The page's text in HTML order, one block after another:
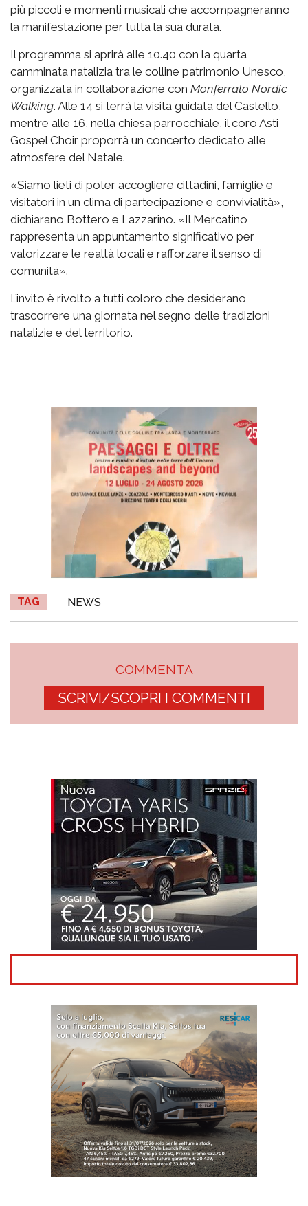
più piccoli e momenti musicali che accompagneranno
la manifestazione per tutta la sua durata.
Il programma si aprirà alle 10.40 con la quarta
camminata natalizia tra le colline patrimonio Unesco,
organizzata in collaborazione con Monferrato Nordic
Walking. Alle 14 si terrà la visita guidata del Castello,
mentre alle 16, nella chiesa parrocchiale, il coro Asti
Gospel Choir proporrà un concerto dedicato alle
atmosfere del Natale.
«Siamo lieti di poter accogliere cittadini, famiglie e
visitatori in un clima di partecipazione e convivialità»,
dichiarano Bottero e Lazzarino. «Il Mercatino
rappresenta un appuntamento significativo per
valorizzare le realtà locali e rafforzare il senso di
comunità».
L’invito è rivolto a tutti coloro che desiderano
trascorrere una giornata nel segno delle tradizioni
natalizie e del territorio.
TAG NEWS
COMMENTA
SCRIVI/SCOPRI I COMMENTI